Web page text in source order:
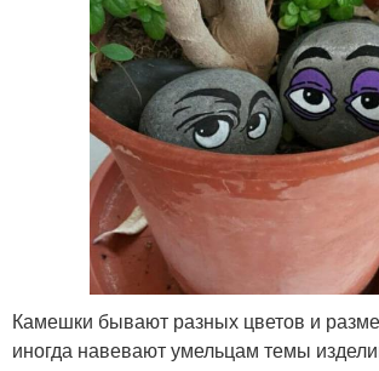
Камешки бывают разных цветов и
иногда навевают умельцам темы